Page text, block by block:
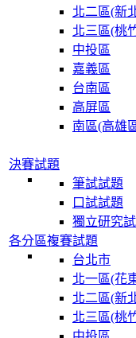
北二區(新
北三區(桃
中投區
嘉義區
台南區
高屏區
南區(高雄
決賽試題
筆試試題
口試試題
獨立研究
各分區複賽試題
台北市
北一區(花
北二區(新
北三區(桃